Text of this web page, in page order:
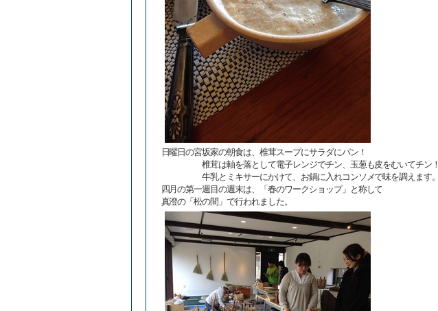
日曜日の宮坂家の朝食は、椎茸スープにサラダにパン！
椎茸は軸を落として電子レンジでチン、玉葱も皮をむいてチン！
牛乳とミキサーにかけて、お鍋に入れコンソメで味を調えます。
四月の第一週目の週末は、「春のワークショップ」と称して
真澄の「松の間」で行われました。